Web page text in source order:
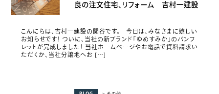
良の注文住宅、リフォーム 吉村一建設
こんにちは、吉村一建設の関谷です。 今日は、みなさまに嬉しい
お知らせです！ ついに、当社の新ブランド「ゆめすみか」のパンフ
レットが完成しました！ 当社ホームページやお電話で資料請求い
ただくか、当社分譲地へお […]